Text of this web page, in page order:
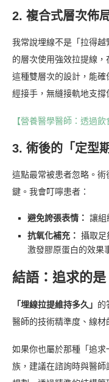
2. 複合式層次佈
我常說埋線不是「拉得
的層次使用強效拉提線，
這種雙層次的設計，能
經接手，無縫接軌地支撐
【營養醫學醫師：透過飲
3. 術後的「定型
這點最常被患者忽略。
鍵。我會叮嚀患者：
避免誇張表情： 讓組
抗氧化補充： 攝取足
激發膠原蛋白的效果
結語：追求的是
「埋線拉提維持多久」 的
醫師的技術精準度、線材
如果你也屬於那種「追
族，建議在諮詢時與醫